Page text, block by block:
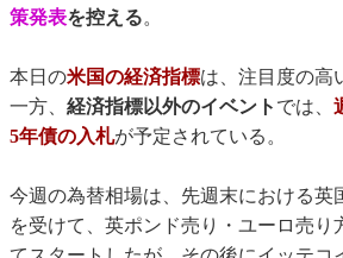
策発表を控える。
本日の米国の経済指標は、注目度の高
一方、 経済指標以外のイベント では、
5年債の入札が予定されている。
今週の為替相場は、先週末における英
を受けて、英ポンド売り・ユーロ売り